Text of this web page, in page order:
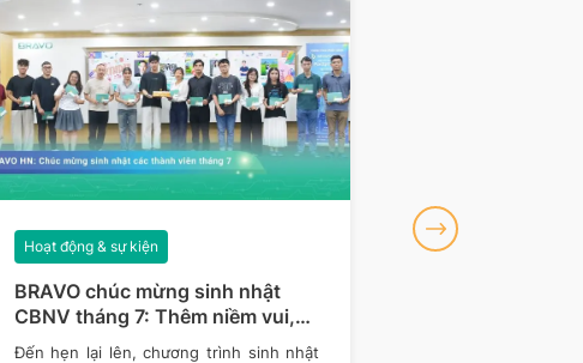
BRAVO chúc mừng sinh nhật
CBNV tháng 7: Thêm niềm vui,
thêm gắn kết
Hoạt động & sự kiện
Đến hẹn lại lên, chương trình sinh nhật
Hoạt động & sự kiện